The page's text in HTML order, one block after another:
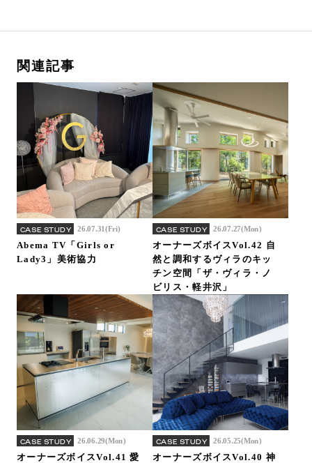
関連記事
CASE STUDY 26.07.31(Fri)
Abema TV「Girls or
Lady3」美術協力
CASE STUDY 26.07.27(Mon)
オーナーズボイスVol.42 自
然と調和するヴィラのキッ
チン空間「ザ・ヴィラ・ノ
ビリス・軽井沢」
CASE STUDY 26.06.29(Mon)
オーナーズボイスVol.41 愛
CASE STUDY 26.05.25(Mon)
オーナーズボイスVol.40 神